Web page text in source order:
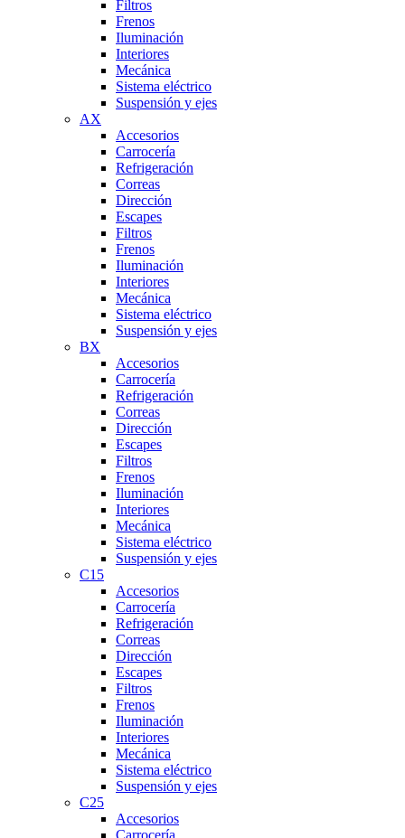
Filtros
Frenos
Iluminación
Interiores
Mecánica
Sistema eléctrico
Suspensión y ejes
AX
Accesorios
Carrocería
Refrigeración
Correas
Dirección
Escapes
Filtros
Frenos
Iluminación
Interiores
Mecánica
Sistema eléctrico
Suspensión y ejes
BX
Accesorios
Carrocería
Refrigeración
Correas
Dirección
Escapes
Filtros
Frenos
Iluminación
Interiores
Mecánica
Sistema eléctrico
Suspensión y ejes
C15
Accesorios
Carrocería
Refrigeración
Correas
Dirección
Escapes
Filtros
Frenos
Iluminación
Interiores
Mecánica
Sistema eléctrico
Suspensión y ejes
C25
Accesorios